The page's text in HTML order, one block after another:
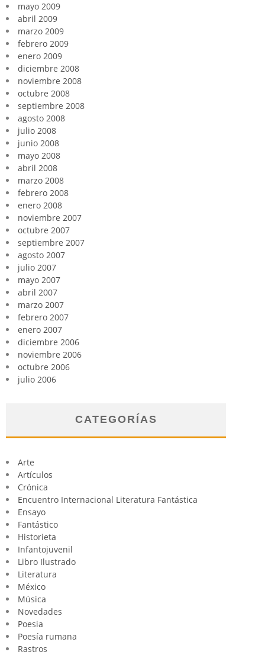
mayo 2009
abril 2009
marzo 2009
febrero 2009
enero 2009
diciembre 2008
noviembre 2008
octubre 2008
septiembre 2008
agosto 2008
julio 2008
junio 2008
mayo 2008
abril 2008
marzo 2008
febrero 2008
enero 2008
noviembre 2007
octubre 2007
septiembre 2007
agosto 2007
julio 2007
mayo 2007
abril 2007
marzo 2007
febrero 2007
enero 2007
diciembre 2006
noviembre 2006
octubre 2006
julio 2006
CATEGORÍAS
Arte
Artículos
Crónica
Encuentro Internacional Literatura Fantástica
Ensayo
Fantástico
Historieta
Infantojuvenil
Libro Ilustrado
Literatura
México
Música
Novedades
Poesia
Poesía rumana
Rastros